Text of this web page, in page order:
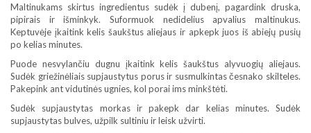
Maltinukams skirtus ingredientus sudėk į dubenį, pagardink druska,
pipirais ir išminkyk. Suformuok nedidelius apvalius maltinukus.
Keptuvėje įkaitink kelis šaukštus aliejaus ir apkepk juos iš abiejų pusių
po kelias minutes.
Puode nesvylančiu dugnu įkaitink kelis šaukštus alyvuogių aliejaus.
Sudėk griežinėliais supjaustytus porus ir susmulkintas česnako skilteles.
Pakepink ant vidutinės ugnies, kol porai ims minkštėti.
Sudėk supjaustytas morkas ir pakepk dar kelias minutes. Sudėk
supjaustytas bulves, užpilk sultiniu ir leisk užvirti.